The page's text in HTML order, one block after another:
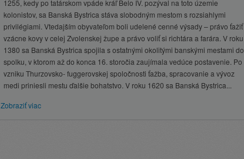
1255, kedy po tatárskom vpáde kráľ Belo IV. pozýval na toto územie
kolonistov, sa Banská Bystrica stáva slobodným mestom s rozsiahlymi
privilégiami. Vtedajším obyvateľom boli udelené cenné výsady – právo ťažiť
vzácne kovy v celej Zvolenskej župe a právo voliť si richtára a farára. V roku
1380 sa Banská Bystrica spojila s ostatnými okolitými banskými mestami do
spolku, v ktorom až do konca 16. storočia zaujímala vedúce postavenie. Po
vzniku Thurzovsko- fuggerovskej spoločnosti ťažba, spracovanie a vývoz
medi priniesli mestu ďalšie bohatstvo. V roku 1620 sa Banská Bystrica...
Zobraziť viac